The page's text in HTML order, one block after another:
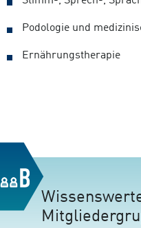
Podologie und
Ernährungstherapie